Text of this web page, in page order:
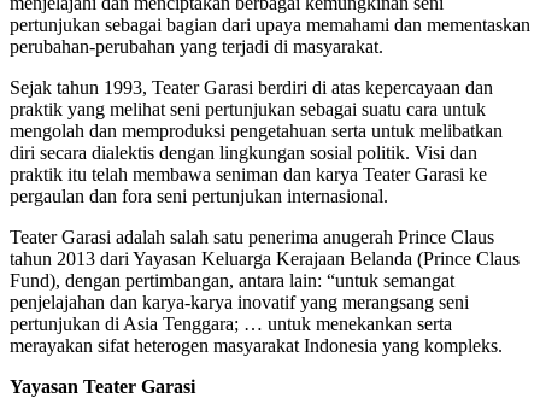
pertunjukan sebagai bagian dari upaya memahami dan mementaskan
perubahan-perubahan yang terjadi di masyarakat.
Sejak tahun 1993, Teater Garasi berdiri di atas kepercayaan dan
praktik yang melihat seni pertunjukan sebagai suatu cara untuk
mengolah dan memproduksi pengetahuan serta untuk melibatkan
diri secara dialektis dengan lingkungan sosial politik. Visi dan
praktik itu telah membawa seniman dan karya Teater Garasi ke
pergaulan dan fora seni pertunjukan internasional.
Teater Garasi adalah salah satu penerima anugerah Prince Claus
tahun 2013 dari Yayasan Keluarga Kerajaan Belanda (Prince Claus
Fund), dengan pertimbangan, antara lain: “untuk semangat
penjelajahan dan karya-karya inovatif yang merangsang seni
pertunjukan di Asia Tenggara; … untuk menekankan serta
merayakan sifat heterogen masyarakat Indonesia yang kompleks.
Yayasan Teater Garasi